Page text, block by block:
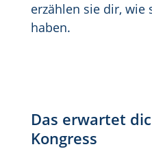
erzählen sie dir, wie
haben.
Das erwartet
Kongress